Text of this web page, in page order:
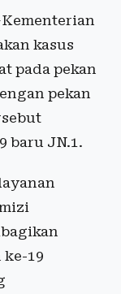
kasus
pada pekan
pekan
baru JN.1.
ke-19